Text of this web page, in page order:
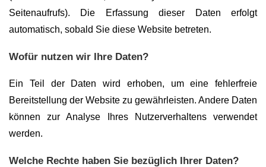
Seitenaufrufs). Die Erfassung dieser Daten erfolgt
automatisch, sobald Sie diese Website betreten.
Wofür nutzen wir Ihre Daten?
Ein Teil der Daten wird erhoben, um eine fehlerfreie
Bereitstellung der Website zu gewährleisten. Andere Daten
können zur Analyse Ihres Nutzerverhaltens verwendet
werden.
Welche Rechte haben Sie bezüglich Ihrer Daten?